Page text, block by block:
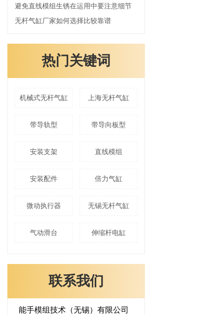
避免直线模组生锈在运用中要注意细节
无杆气缸厂家如何选择比较靠谱
热门关键词
机械式无杆气缸 上海无杆气缸
带导轨型 带导向板型
安装支架 直线模组
安装配件 倍力气缸
微动执行器 无锡无杆气缸
气动滑台 伸缩杆电缸
联系我们
能手模组技术（无锡）有限公司